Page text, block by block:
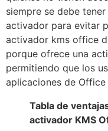
siempre se debe
activador para evitar
activador kms office
porque ofrece una
permitiendo que los
aplicaciones de
Tabla de
activador KMS